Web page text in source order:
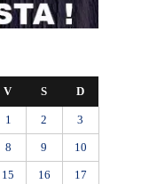
V S D
1 2 3
8 9 10
15 16 17